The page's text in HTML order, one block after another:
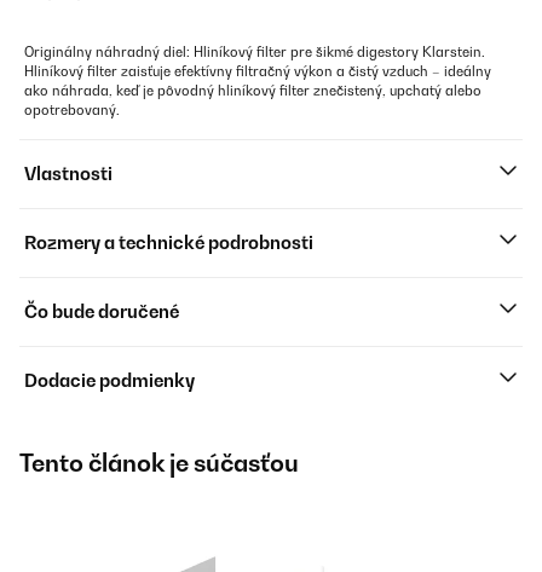
Originálny náhradný diel: Hliníkový filter pre šikmé digestory Klarstein.
Hliníkový filter zaisťuje efektívny filtračný výkon a čistý vzduch – ideálny
ako náhrada, keď je pôvodný hliníkový filter znečistený, upchatý alebo
opotrebovaný.
Vlastnosti
Rozmery a technické podrobnosti
Čo bude doručené
Dodacie podmienky
Tento článok je súčasťou